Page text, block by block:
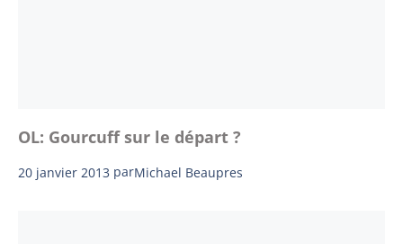
OL: Gourcuff sur le départ ?
20 janvier 2013 parMichael Beaupres